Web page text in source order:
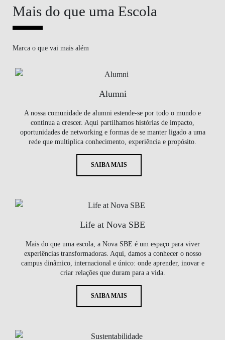
Mais do que uma Escola
Marca o que vai mais além
Alumni
A nossa comunidade de alumni estende-se por todo o mundo e
continua a crescer. Aqui partilhamos histórias de impacto,
oportunidades de networking e formas de se manter ligado a uma
rede que multiplica conhecimento, experiência e propósito.
SAIBA MAIS
Life at Nova SBE
Mais do que uma escola, a Nova SBE é um espaço para viver
experiências transformadoras. Aqui, damos a conhecer o nosso
campus dinâmico, internacional e único: onde aprender, inovar e
criar relações que duram para a vida.
SAIBA MAIS